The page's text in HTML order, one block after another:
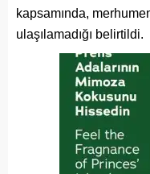
kapsamında,
ulaşılamadığı belirtildi.